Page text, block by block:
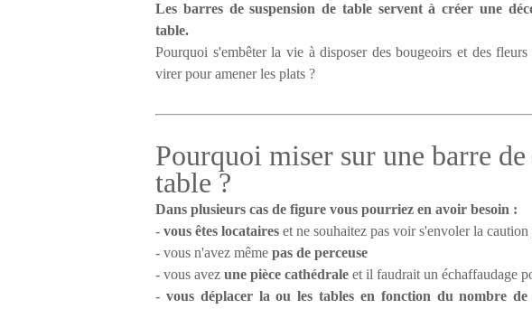
Les barres de suspension de table servent à créer une
table.
Pourquoi s'embêter la vie à disposer des bougeoirs et des
virer pour amener les plats ?
Pourquoi miser sur une barre
table ?
Dans plusieurs cas de figure vous pourriez en avoir besoin :
- vous êtes locataires et ne souhaitez pas voir s'envoler la
- vous n'avez même pas de perceuse
- vous avez une pièce cathédrale et il faudrait un échaffaudage
- vous déplacer la ou les tables en fonction du nombre de